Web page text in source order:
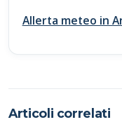
Allerta meteo in
Articoli correlati